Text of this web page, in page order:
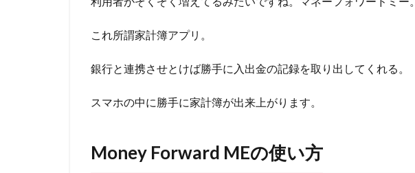
これ所謂家計簿アプリ。
銀行と連携させとけば勝手に入出金の記録を取り出してくれる。
スマホの中に勝手に家計簿が出来上がります。
Money Forward MEの使い方